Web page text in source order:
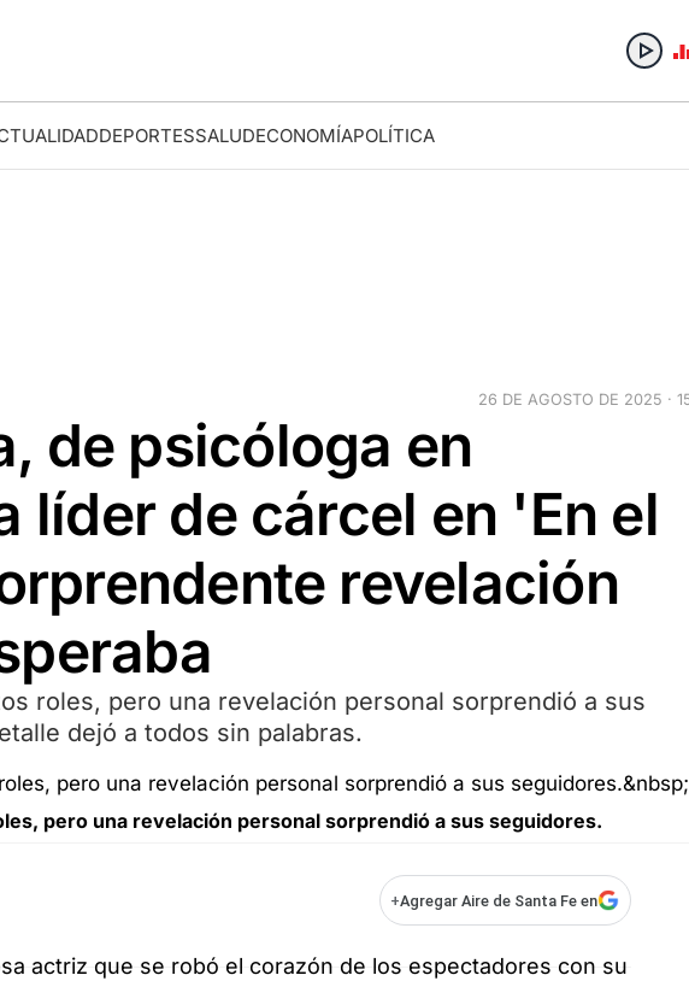
DEPORTESSALUDECONOMÍAPOLÍTICA
26 DE AGOSTO DE 2025 ·
de psicóloga en
líder de cárcel en 'En el
revelación
roles, pero una revelación personal sorprendió a sus
dejó a todos sin palabras.
pero una revelación personal sorprendió a sus seguidores.
+Agregar Aire de Santa Fe en
actriz que se robó el corazón de los espectadores con su